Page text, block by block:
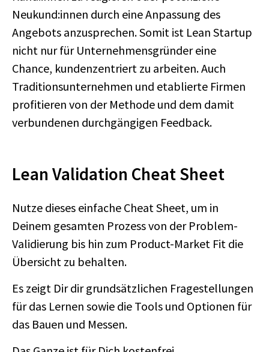
Neukund:innen durch eine Anpassung des
Angebots anzusprechen. Somit ist Lean Startup
nicht nur für Unternehmensgründer eine
Chance, kundenzentriert zu arbeiten. Auch
Traditionsunternehmen und etablierte Firmen
profitieren von der Methode und dem damit
verbundenen durchgängigen Feedback.
Lean Validation Cheat Sheet
Nutze dieses einfache Cheat Sheet, um in
Deinem gesamten Prozess von der Problem-
Validierung bis hin zum Product-Market Fit die
Übersicht zu behalten.
Es zeigt Dir dir grundsätzlichen Fragestellungen
für das Lernen sowie die Tools und Optionen für
das Bauen und Messen.